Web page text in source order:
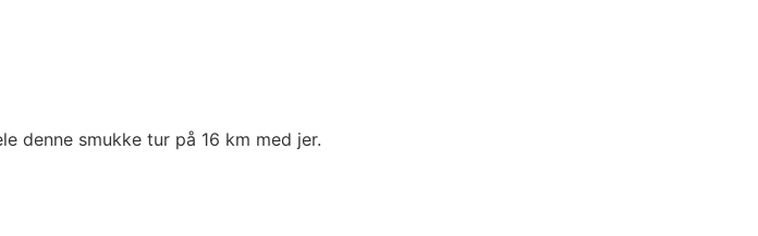
denne smukke tur på 16 km med jer.